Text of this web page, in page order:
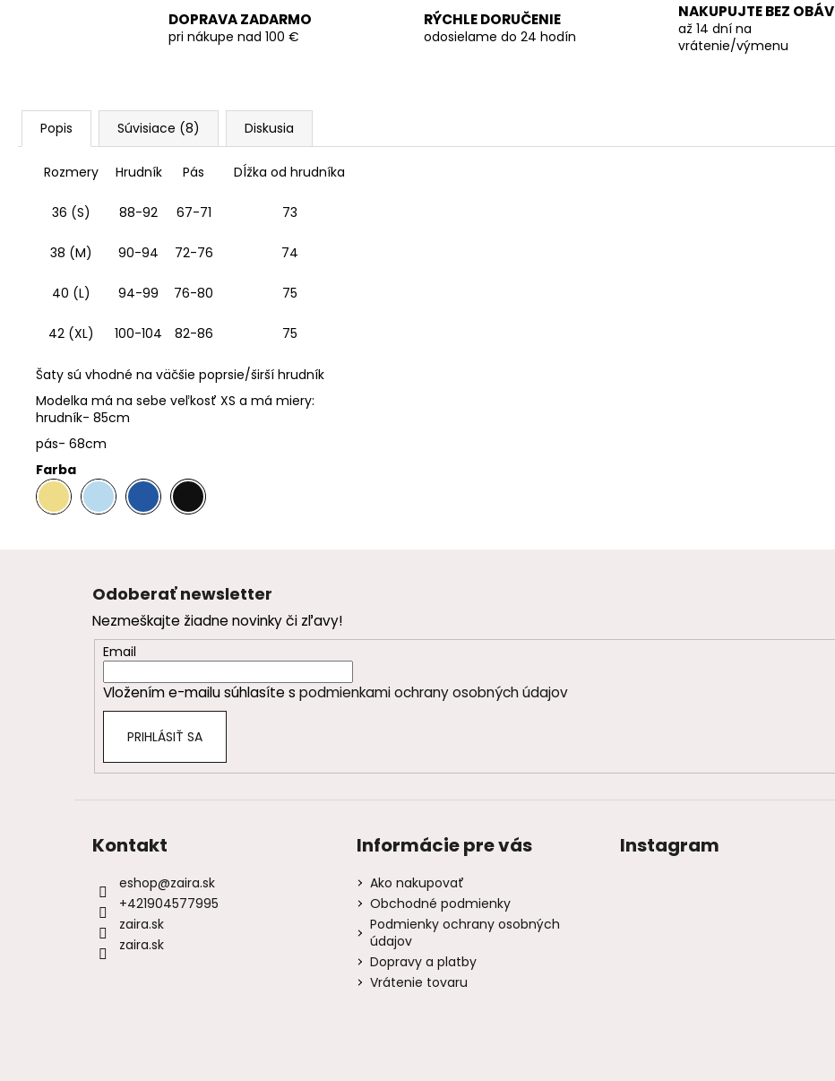
DOPRAVA ZADARMO
pri nákupe nad 100 €
RÝCHLE DORUČENIE
odosielame do 24 hodín
NAKUPUJTE BEZ OBÁV
až 14 dní na
vrátenie/výmenu
Popis Súvisiace (8) Diskusia
Rozmery Hrudník Pás Dĺžka od hrudníka
36 (S) 88-92 67-71 73
38 (M) 90-94 72-76 74
40 (L) 94-99 76-80 75
42 (XL) 100-104 82-86 75
Šaty sú vhodné na väčšie poprsie/širší hrudník
Modelka má na sebe veľkosť XS a má miery:
hrudník- 85cm
pás- 68cm
Farba
.
. .
Odoberať newsletter
Nezmeškajte žiadne novinky či zľavy!
Email
Vložením e-mailu súhlasíte s podmienkami ochrany osobných údajov
PRIHLÁSIŤ SA
Kontakt
eshop@zaira.sk
+421904577995
zaira.sk
zaira.sk
Informácie pre vás
Ako nakupovať
Obchodné podmienky
Podmienky ochrany osobných
údajov
Dopravy a platby
Vrátenie tovaru
Instagram